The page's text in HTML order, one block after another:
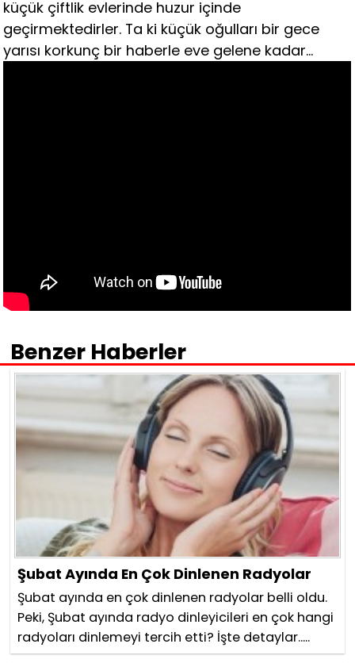
küçük çiftlik evlerinde huzur içinde
geçirmektedirler. Ta ki küçük oğulları bir gece
yarısı korkunç bir haberle eve gelene kadar…
Benzer Haberler
Şubat Ayında En Çok Dinlenen Radyolar
Şubat ayında en çok dinlenen radyolar belli oldu.
Peki, Şubat ayında radyo dinleyicileri en çok hangi
radyoları dinlemeyi tercih etti? İşte detaylar.....